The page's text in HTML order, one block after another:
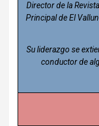
Director de la
Principal de El
Su liderazgo se
conductor de